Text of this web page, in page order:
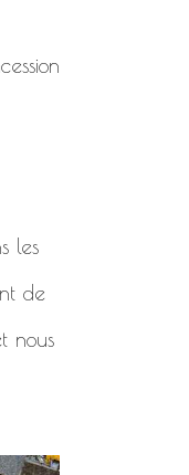
les
de
nous